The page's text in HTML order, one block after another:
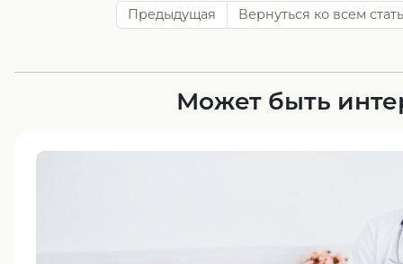
Предыдущая Вернуться ко всем
Может быть